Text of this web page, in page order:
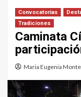
Convocatorias
Tradiciones
Caminata
Maria Eugenia